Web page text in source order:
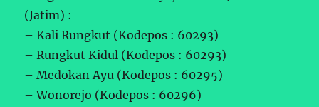
(Jatim) :
– Kali Rungkut (Kodepos : 60293)
– Rungkut Kidul (Kodepos : 60293)
– Medokan Ayu (Kodepos : 60295)
– Wonorejo (Kodepos : 60296)